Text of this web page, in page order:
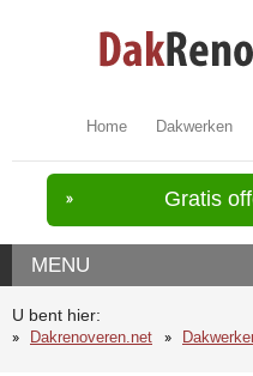
Home Dakwerken
Gratis
MENU
U bent hier:
Dakrenoveren.net